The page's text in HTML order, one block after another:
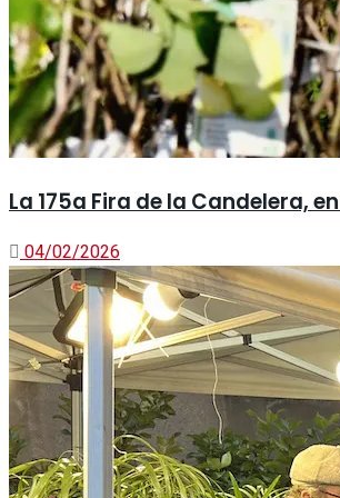
La 175a Fira de la Candelera,
04/02/2026